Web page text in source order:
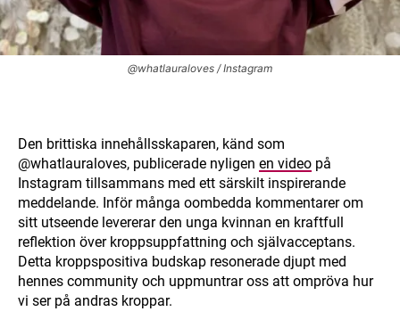
@whatlauraloves / Instagram
Den brittiska innehållsskaparen, känd som
@whatlauraloves, publicerade nyligen en video på
Instagram tillsammans med ett särskilt inspirerande
meddelande. Inför många oombedda kommentarer om
sitt utseende levererar den unga kvinnan en kraftfull
reflektion över kroppsuppfattning och självacceptans.
Detta kroppspositiva budskap resonerade djupt med
hennes community och uppmuntrar oss att ompröva hur
vi ser på andras kroppar.